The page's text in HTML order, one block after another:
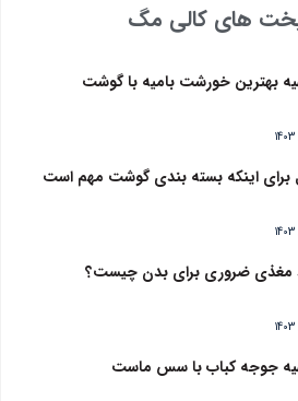
های کالی مگ
بهترین خورشت بامیه با گوشت
جوجه کباب با سس ماست